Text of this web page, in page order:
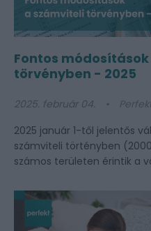
Fontos
törvényben - 2025
2025. február 04.
2025 január 1-től jelentős
számviteli történyben
számos területen érintik a